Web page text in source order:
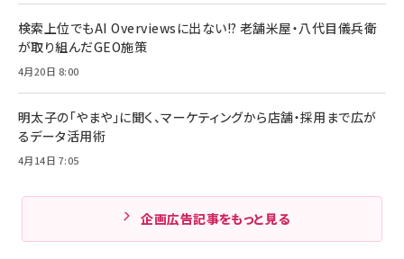
検索上位でもAI Overviewsに出ない!? 老舗米屋・八代目儀兵衛
が取り組んだGEO施策
4月20日 8:00
明太子の「やまや」に聞く、マーケティングから店舗・採用まで広が
るデータ活用術
4月14日 7:05
企画広告記事をもっと見る